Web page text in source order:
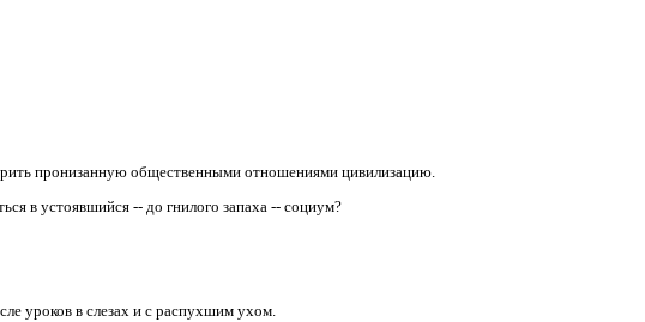
пронизанную общественными отношениями цивилизацию.
в устоявшийся -- до гнилого запаха -- социум?
уроков в слезах и с распухшим ухом.